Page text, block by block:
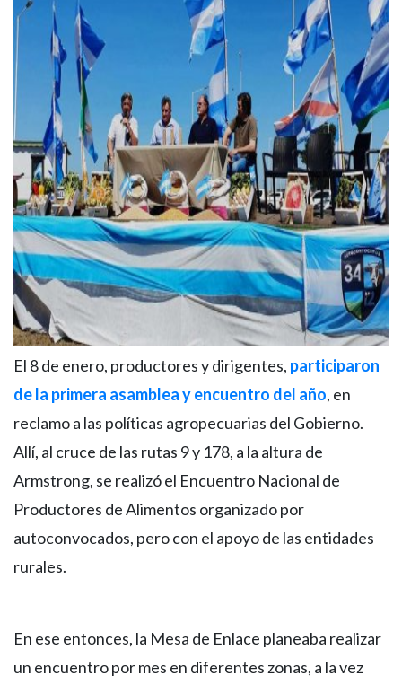
El 8 de enero, productores y dirigentes, participaron
de la primera asamblea y encuentro del año, en
reclamo a las políticas agropecuarias del Gobierno.
Allí, al cruce de las rutas 9 y 178, a la altura de
Armstrong, se realizó el Encuentro Nacional de
Productores de Alimentos organizado por
autoconvocados, pero con el apoyo de las entidades
rurales.
En ese entonces, la Mesa de Enlace planeaba realizar
un encuentro por mes en diferentes zonas, a la vez